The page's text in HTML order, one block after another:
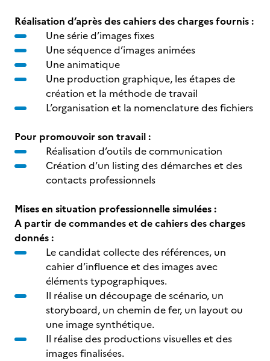
Réalisation d’après des cahiers des charges fournis :
Une série d’images fixes
Une séquence d’images animées
Une animatique
Une production graphique, les étapes de
création et la méthode de travail
L’organisation et la nomenclature des fichiers
Pour promouvoir son travail :
Réalisation d’outils de communication
Création d’un listing des démarches et des
contacts professionnels
Mises en situation professionnelle simulées :
A partir de commandes et de cahiers des charges
donnés :
Le candidat collecte des références, un
cahier d’influence et des images avec
éléments typographiques.
Il réalise un découpage de scénario, un
storyboard, un chemin de fer, un layout ou
une image synthétique.
Il réalise des productions visuelles et des
images finalisées.